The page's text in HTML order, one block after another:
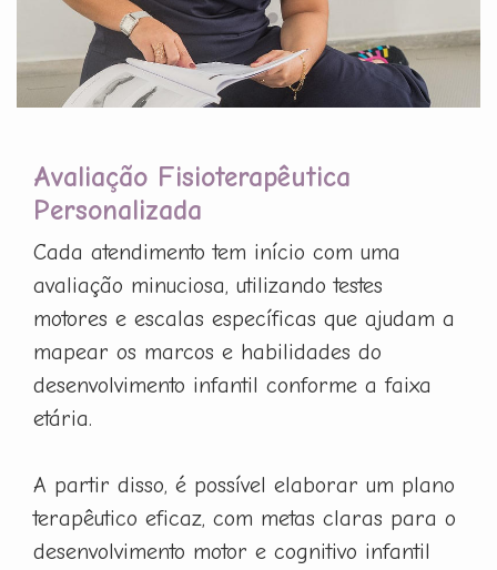
Avaliação Fisioterapêutica
Personalizada
Cada atendimento tem início com uma
avaliação minuciosa, utilizando testes
motores e escalas específicas que ajudam a
mapear os marcos e habilidades do
desenvolvimento infantil conforme a faixa
etária.
A partir disso, é possível elaborar um plano
terapêutico eficaz, com metas claras para o
desenvolvimento motor e cognitivo infantil